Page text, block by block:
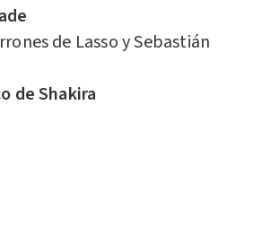
de Lasso y Sebastián
de Shakira